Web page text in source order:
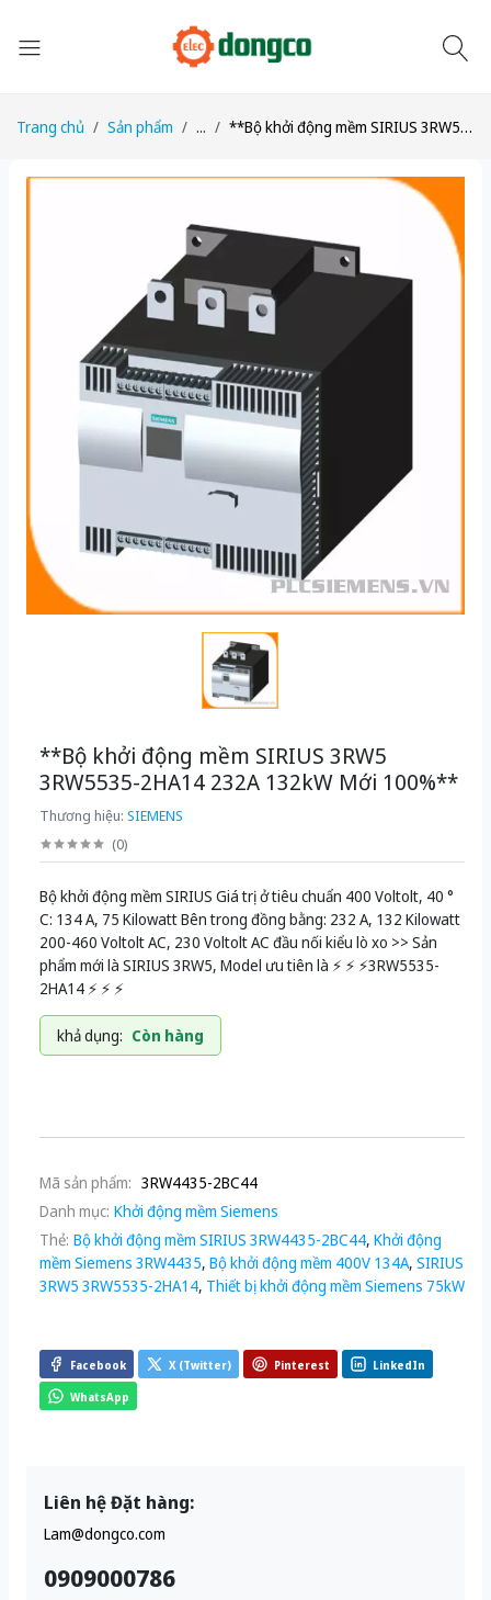
Trang chủ Sản phẩm ... **Bộ khởi động mềm SIRIUS 3RW5 3RW5535-2HA14 232A 132kW Mới 100%**
**Bộ khởi động mềm SIRIUS 3RW5
3RW5535-2HA14 232A 132kW Mới 100%**
Thương hiệu: SIEMENS
(0)
Bộ khởi động mềm SIRIUS Giá trị ở tiêu chuẩn 400 Voltolt, 40 °
C: 134 A, 75 Kilowatt Bên trong đồng bằng: 232 A, 132 Kilowatt
200-460 Voltolt AC, 230 Voltolt AC đầu nối kiểu lò xo >> Sản
phẩm mới là SIRIUS 3RW5, Model ưu tiên là ⚡️ ⚡️ ⚡️3RW5535-
2HA14 ⚡️ ⚡️ ⚡️
khả dụng: Còn hàng
Mã sản phẩm: 3RW4435-2BC44
Danh mục: Khởi động mềm Siemens
Thẻ: Bộ khởi động mềm SIRIUS 3RW4435-2BC44, Khởi động
mềm Siemens 3RW4435, Bộ khởi động mềm 400V 134A, SIRIUS
3RW5 3RW5535-2HA14, Thiết bị khởi động mềm Siemens 75kW
Facebook X (Twitter) Pinterest LinkedIn
WhatsApp
Liên hệ Đặt hàng:
Lam@dongco.com
0909000786